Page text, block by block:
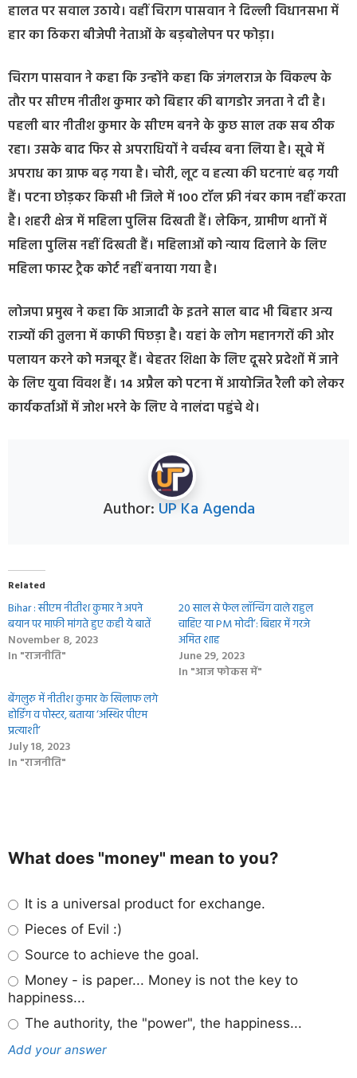
हालत पर सवाल उठाये। वहीं चिराग पासवान ने दिल्ली विधानसभा में
हार का ठिकरा बीजेपी नेताओं के बड़बोलेपन पर फोड़ा।
चिराग पासवान ने कहा कि उन्होंने कहा कि जंगलराज के विकल्प के
तौर पर सीएम नीतीश कुमार को बिहार की बागडोर जनता ने दी है।
पहली बार नीतीश कुमार के सीएम बनने के कुछ साल तक सब ठीक
रहा। उसके बाद फिर से अपराधियों ने वर्चस्व बना लिया है। सूबे में
अपराध का ग्राफ बढ़ गया है। चोरी, लूट व हत्या की घटनाएं बढ़ गयी
हैं। पटना छोड़कर किसी भी जिले में 100 टॉल फ्री नंबर काम नहीं करता
है। शहरी क्षेत्र में महिला पुलिस दिखती हैं। लेकिन, ग्रामीण थानों में
महिला पुलिस नहीं दिखती हैं। महिलाओं को न्याय दिलाने के लिए
महिला फास्ट ट्रैक कोर्ट नहीं बनाया गया है।
लोजपा प्रमुख ने कहा कि आजादी के इतने साल बाद भी बिहार अन्य
राज्यों की तुलना में काफी पिछड़ा है। यहां के लोग महानगरों की ओर
पलायन करने को मजबूर हैं। बेहतर शिक्षा के लिए दूसरे प्रदेशों में जाने
के लिए युवा विवश हैं। 14 अप्रैल को पटना में आयोजित रैली को लेकर
कार्यकर्ताओं में जोश भरने के लिए वे नालंदा पहुंचे थे।
Author: UP Ka Agenda
Related
Bihar : सीएम नीतीश कुमार ने अपने
बयान पर माफ़ी मांगते हुए कही ये बातें
November 8, 2023
In "राजनीति"
20 साल से फेल लॉन्चिंग वाले राहुल
चाहिए या PM मोदी’: बिहार में गरजे
अमित शाह
June 29, 2023
In "आज फोकस में"
बेंगलुरु में नीतीश कुमार के खिलाफ लगे
होर्डिंग व पोस्टर, बताया ‘अस्थिर पीएम
प्रत्याशी’
July 18, 2023
In "राजनीति"
What does "money" mean to you?
It is a universal product for exchange.
Pieces of Evil :)
Source to achieve the goal.
Money - is paper... Money is not the key to
happiness...
The authority, the "power", the happiness...
Add your answer